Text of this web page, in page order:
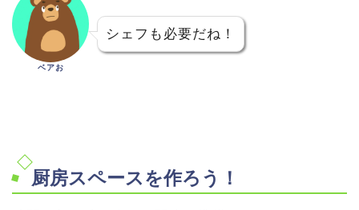
ベアお
シェフも必要だね！
厨房スペースを作ろう！